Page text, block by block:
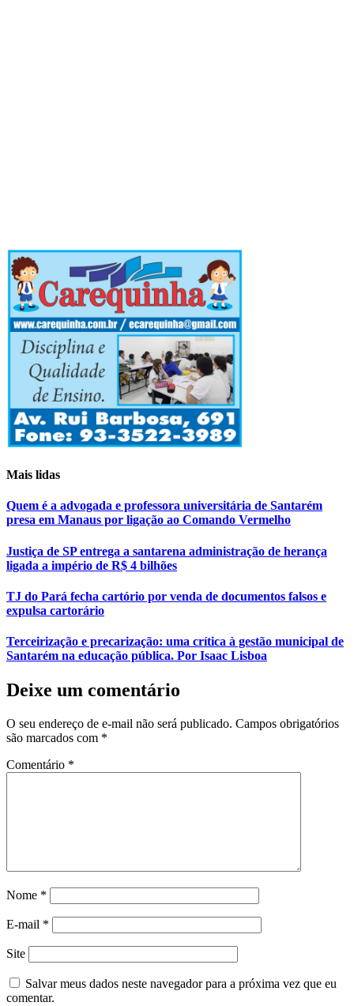
Mais lidas
Quem é a advogada e professora universitária de Santarém
presa em Manaus por ligação ao Comando Vermelho
Justiça de SP entrega a santarena administração de herança
ligada a império de R$ 4 bilhões
TJ do Pará fecha cartório por venda de documentos falsos e
expulsa cartorário
Terceirização e precarização: uma crítica à gestão municipal de
Santarém na educação pública. Por Isaac Lisboa
Deixe um comentário
O seu endereço de e-mail não será publicado. Campos obrigatórios
são marcados com *
Comentário *
Nome *
E-mail *
Site
Salvar meus dados neste navegador para a próxima vez que eu
comentar.